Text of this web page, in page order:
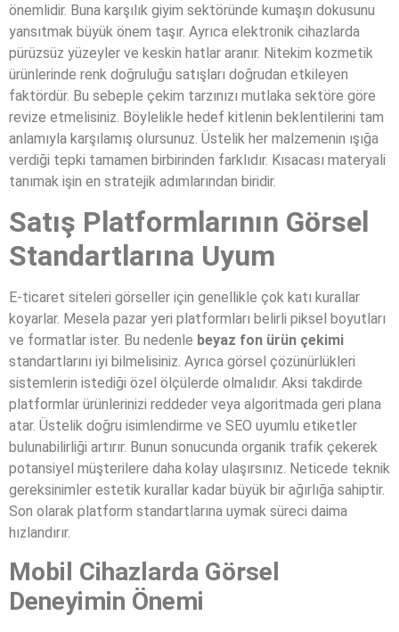
önemlidir. Buna karşılık giyim sektöründe kumaşın dokusunu
yansıtmak büyük önem taşır. Ayrıca elektronik cihazlarda
pürüzsüz yüzeyler ve keskin hatlar aranır. Nitekim kozmetik
ürünlerinde renk doğruluğu satışları doğrudan etkileyen
faktördür. Bu sebeple çekim tarzınızı mutlaka sektöre göre
revize etmelisiniz. Böylelikle hedef kitlenin beklentilerini tam
anlamıyla karşılamış olursunuz. Üstelik her malzemenin ışığa
verdiği tepki tamamen birbirinden farklıdır. Kısacası materyali
tanımak işin en stratejik adımlarından biridir.
Satış Platformlarının Görsel
Standartlarına Uyum
E-ticaret siteleri görseller için genellikle çok katı kurallar
koyarlar. Mesela pazar yeri platformları belirli piksel boyutları
ve formatlar ister. Bu nedenle beyaz fon ürün çekimi
standartlarını iyi bilmelisiniz. Ayrıca görsel çözünürlükleri
sistemlerin istediği özel ölçülerde olmalıdır. Aksi takdirde
platformlar ürünlerinizi reddeder veya algoritmada geri plana
atar. Üstelik doğru isimlendirme ve SEO uyumlu etiketler
bulunabilirliği artırır. Bunun sonucunda organik trafik çekerek
potansiyel müşterilere daha kolay ulaşırsınız. Neticede teknik
gereksinimler estetik kurallar kadar büyük bir ağırlığa sahiptir.
Son olarak platform standartlarına uymak süreci daima
hızlandırır.
Mobil Cihazlarda Görsel
Deneyimin Önemi